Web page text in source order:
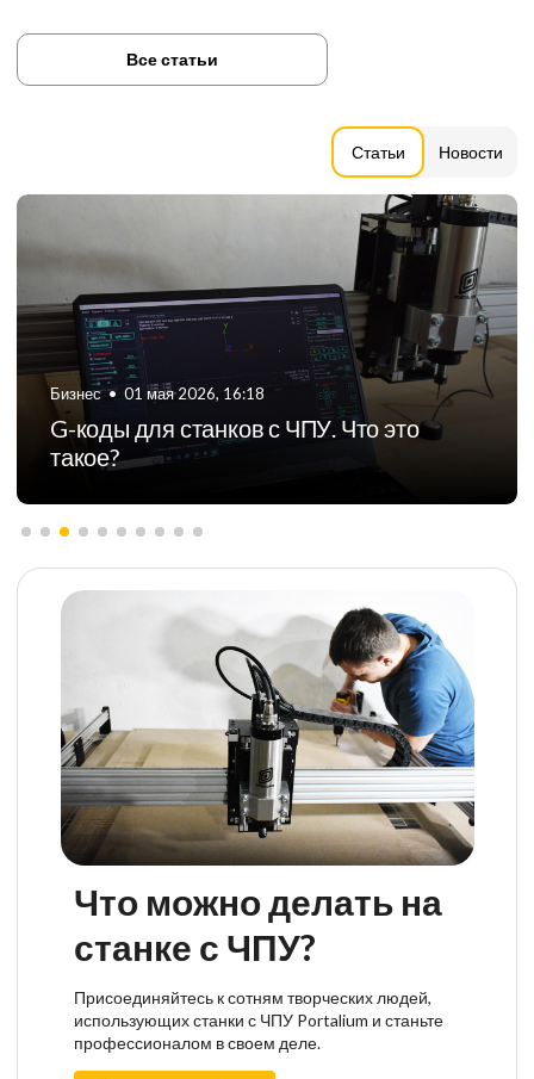
Статьи Новости
Все статьи
Бизнес • 06 августа 2024, 11:21
ТОП-5 российских производителей
фрезерных станков с ЧПУ
Что можно делать на
станке с ЧПУ?
Присоединяйтесь к сотням творческих людей,
использующих станки с ЧПУ Portalium и станьте
профессионалом в своем деле.